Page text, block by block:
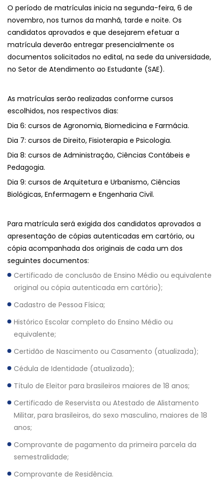
O período de matrículas inicia na segunda-feira, 6 de
novembro, nos turnos da manhã, tarde e noite. Os
candidatos aprovados e que desejarem efetuar a
matrícula deverão entregar presencialmente os
documentos solicitados no edital, na sede da universidade,
no Setor de Atendimento ao Estudante (SAE).
As matrículas serão realizadas conforme cursos
escolhidos, nos respectivos dias:
Dia 6: cursos de Agronomia, Biomedicina e Farmácia.
Dia 7: cursos de Direito, Fisioterapia e Psicologia.
Dia 8: cursos de Administração, Ciências Contábeis e
Pedagogia.
Dia 9: cursos de Arquitetura e Urbanismo, Ciências
Biológicas, Enfermagem e Engenharia Civil.
Para matrícula será exigida dos candidatos aprovados a
apresentação de cópias autenticadas em cartório, ou
cópia acompanhada dos originais de cada um dos
seguintes documentos:
Certificado de conclusão de Ensino Médio ou equivalente
original ou cópia autenticada em cartório);
Cadastro de Pessoa Física;
Histórico Escolar completo do Ensino Médio ou
equivalente;
Certidão de Nascimento ou Casamento (atualizada);
Cédula de Identidade (atualizada);
Título de Eleitor para brasileiros maiores de 18 anos;
Certificado de Reservista ou Atestado de Alistamento
Militar, para brasileiros, do sexo masculino, maiores de 18
anos;
Comprovante de pagamento da primeira parcela da
semestralidade;
Comprovante de Residência.